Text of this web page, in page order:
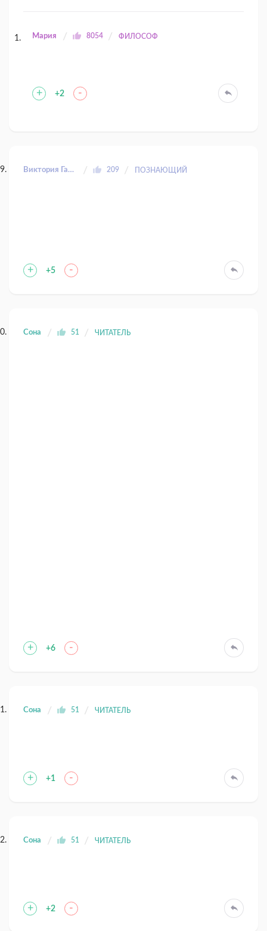
Мария 8054 ФИЛОСОФ
+ +2 -
Виктория Гальперина 209 ПОЗНАЮЩИЙ
+ +5 -
Сона 51 ЧИТАТЕЛЬ
+ +6 -
Сона 51 ЧИТАТЕЛЬ
+ +1 -
Сона 51 ЧИТАТЕЛЬ
+ +2 -